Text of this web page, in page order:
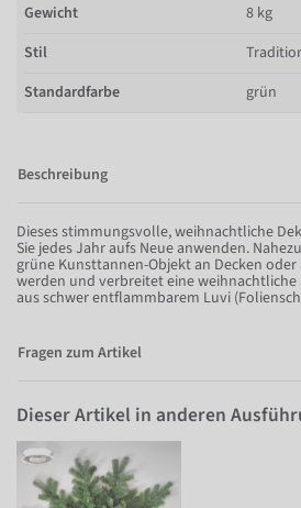
Gewicht
8 kg
Stil
Standardfarbe
grün
Beschreibung
Dieses stimmungsvolle, weihnachtliche
Sie jedes Jahr aufs Neue anwenden.
grüne Kunsttannen-Objekt an Decken
werden und verbreitet eine weihnachtliche
aus schwer entflammbarem Luvi
Fragen zum Artikel
Dieser Artikel in anderen